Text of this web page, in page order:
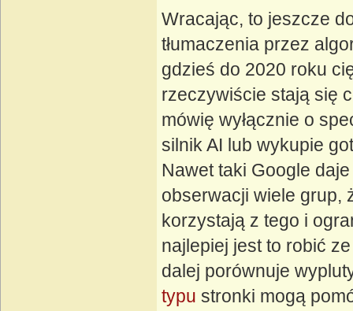
Wracając, to jeszcze
tłumaczenia przez
gdzieś do 2020 roku
rzeczywiście stają się
mówię wyłącznie o
silnik AI lub wykupie
Nawet taki Google
obserwacji wiele grup,
korzystają z tego i
najlepiej jest to robić
dalej porównuje
typu stronki mogą